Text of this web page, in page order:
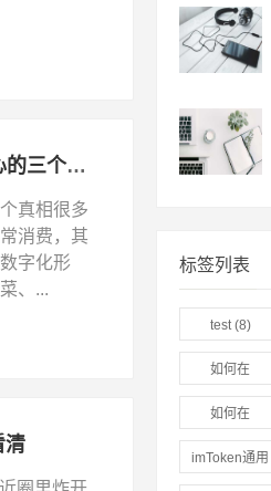
数字货币在南方真的能用吗？普通人最关心的三个真相
真相很多
消费，其
字化形
、...
清
标签列表
test(8)
如何在
imToken下载
场洞察能力？
如何在
imtoken钱包
imToken通用